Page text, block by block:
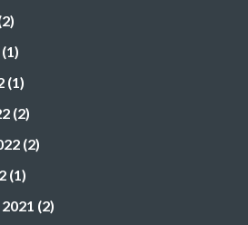
(1)
(1)
(2)
(2)
(1)
(2)